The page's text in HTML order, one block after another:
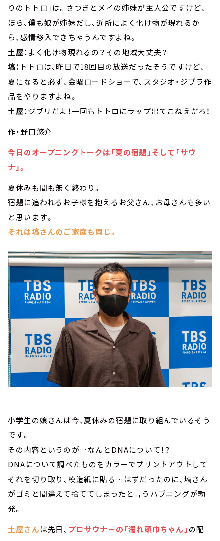
りのトトロ」は。さつきとメイの姉妹が主人公ですけど、
ほら、僕も娘が姉妹だし、近所によく化け物が現れるか
ら、感情移入できちゃうんですよね。
土屋： よく化け物現れるの？その地域大丈夫？
塙： トトロは、昨日で18回目の放送だったそうですけど、
夏になると必ず、金曜ロードショーで、スタジオ・ジブラ作
品をやりますよね。
土屋： ジブリだよ！一回もトトロにラップ出てこねえだろ！
作・野口悠介
今日のオープニングトークは「夏の宿題」そして「サウ
ナ」。
夏休みも間も無く終わり。
宿題に追われるお子様を抱えるお父さん、お母さんも多い
と思います。
それは塙さんのご家庭も同じ。
小学生の娘さんは今、夏休みの宿題に取り組んでいるそう
です。
その内容というのが…なんとDNAについて！？
DNAについて調べたものをカラーでプリントアウトして
それを切り取り、模造紙に貼る…はずだったのに、塙さん
がゴミと間違えて捨ててしまったと言うハプニングが勃
発。
土屋さんは先日、 プロサウナーの「濡れ頭巾ちゃん」の配